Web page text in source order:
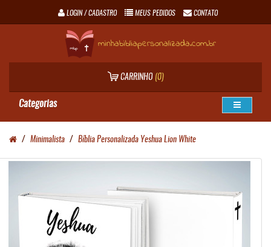
LOGIN / CADASTRO MEUS PEDIDOS CONTATO
minhabibliapersonalizada.com.br
CARRINHO (0)
Categorias
Minimalista Bíblia Personalizada Yeshua Lion White